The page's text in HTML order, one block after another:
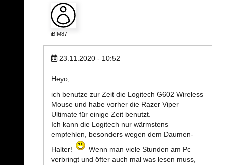
iBIM87
23.11.2020 - 10:52
Heyo,
ich benutze zur Zeit die Logitech G602 Wireless
Mouse und habe vorher die Razer Viper
Ultimate für einige Zeit benutzt.
Ich kann die Logitech nur wärmstens
empfehlen, besonders wegen dem Daumen-
Halter!
Wenn man viele Stunden am Pc
verbringt und öfter auch mal was lesen muss,